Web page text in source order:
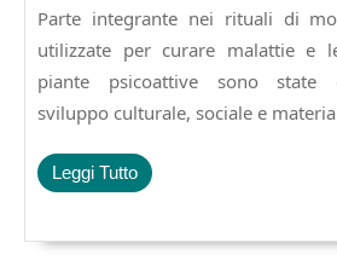
del
territorio
italiano.
L’essenziale
in
schede.
€
2025
Parte integrante nei rituali di
utilizzate per curare malattie e
piante psicoattive sono state
sviluppo culturale, sociale e
Leggi TuttoLeggi
Tutto